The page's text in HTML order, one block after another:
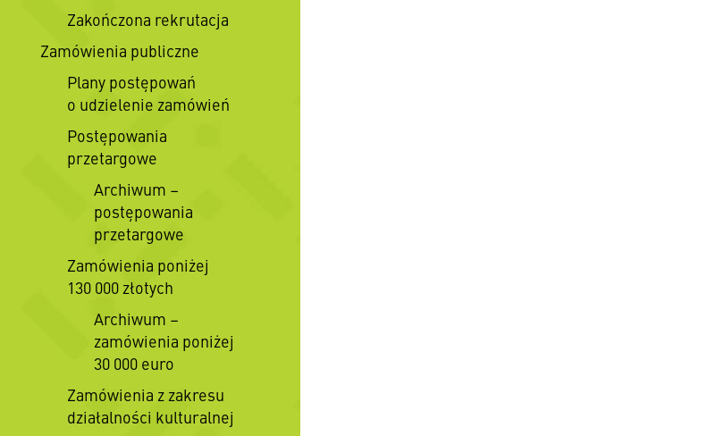
Zakończona rekrutacja
Zamówienia publiczne
Plany postępowań
o udzielenie zamówień
Postępowania
przetargowe
Archiwum –
postępowania
przetargowe
Zamówienia poniżej
130 000 złotych
Archiwum –
zamówienia poniżej
30 000 euro
Zamówienia z zakresu
działalności kulturalnej